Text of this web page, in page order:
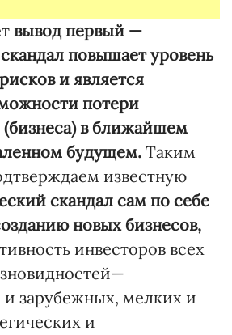
вывод первый —
повышает уровень
и является
потери
(бизнеса) в ближайшем
будущем. Таким
известную
скандал сам по себе
новых бизнесов,
инвесторов всех
и зарубежных, мелких и
и